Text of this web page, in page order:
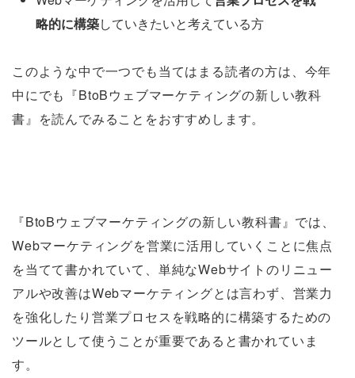
略的に構築していきたいと考えている方
このような中で一つでも当てはまる読者の方は、今年
中にでも『BtoBウェブマーケティングの新しい教科
書』を読んでみることをおすすめします。
『BtoBウェブマーケティングの新しい教科書』では、
Webマーケティングを営業に活用していくことに焦点
を当てて書かれていて、単純なWebサイトのリニュー
アルや改善はWebマーケティングとは言わず、営業力
を強化したり営業プロセスを戦略的に構築するための
ツールとして使うことが重要であると書かれていま
す。